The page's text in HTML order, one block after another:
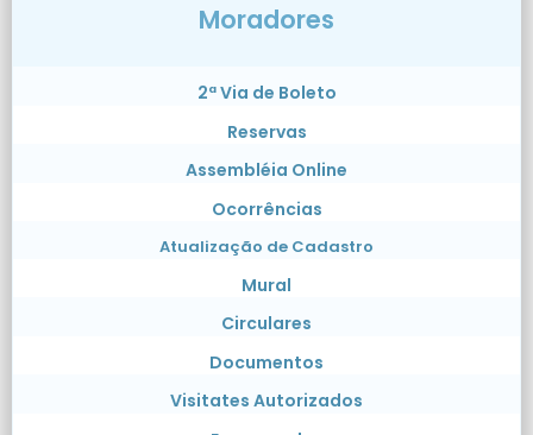
Moradores
2ª Via de Boleto
Reservas
Assembléia Online
Ocorrências
Atualização de Cadastro
Mural
Circulares
Documentos
Visitates Autorizados